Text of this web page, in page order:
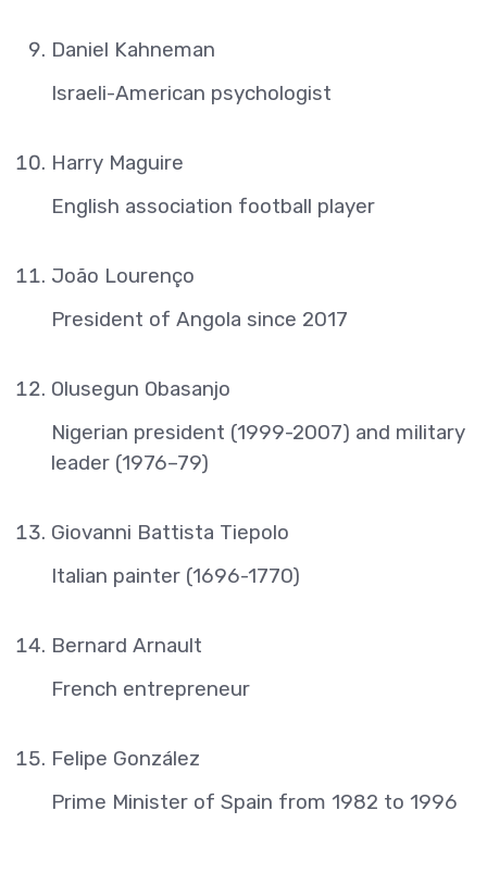
Daniel Kahneman
Israeli-American psychologist
Harry Maguire
English association football player
João Lourenço
President of Angola since 2017
Olusegun Obasanjo
Nigerian president (1999-2007) and military
leader (1976–79)
Giovanni Battista Tiepolo
Italian painter (1696-1770)
Bernard Arnault
French entrepreneur
Felipe González
Prime Minister of Spain from 1982 to 1996